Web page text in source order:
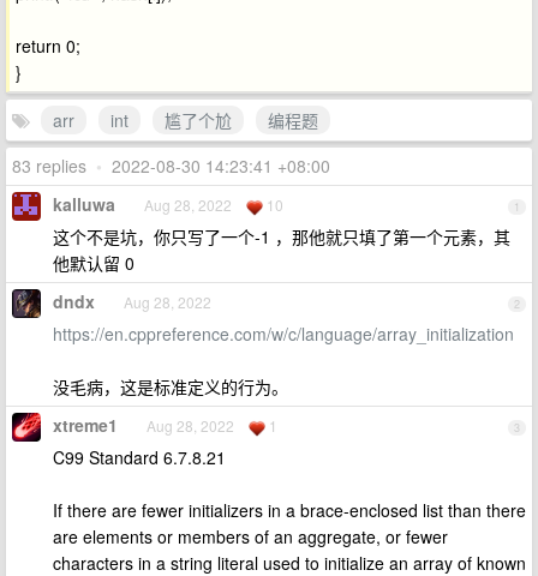
return 0;
}
arr
int 尴了个尬
编程题
83 replies • 2022-08-30 14:23:41 +08:00
1
kalluwa Aug 28, 2022 10
这个不是坑，你只写了一个-1 ，那他就只填了第一个元素，其
他默认留 0
2
dndx Aug 28, 2022
https://en.cppreference.com/w/c/language/array_initialization
没毛病，这是标准定义的行为。
3
xtreme1 Aug 28, 2022 1
C99 Standard 6.7.8.21
If there are fewer initializers in a brace-enclosed list than there
are elements or members of an aggregate, or fewer
characters in a string literal used to initialize an array of known